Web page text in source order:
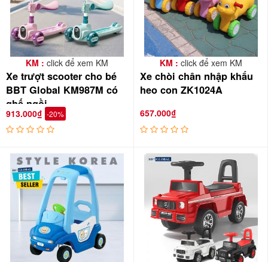
KM : click để xem KM
Xe trượt scooter cho bé
BBT Global KM987M có
ghế ngồi
913.000₫ -20%
KM : click để xem KM
Xe chòi chân nhập khẩu
heo con ZK1024A
657.000₫